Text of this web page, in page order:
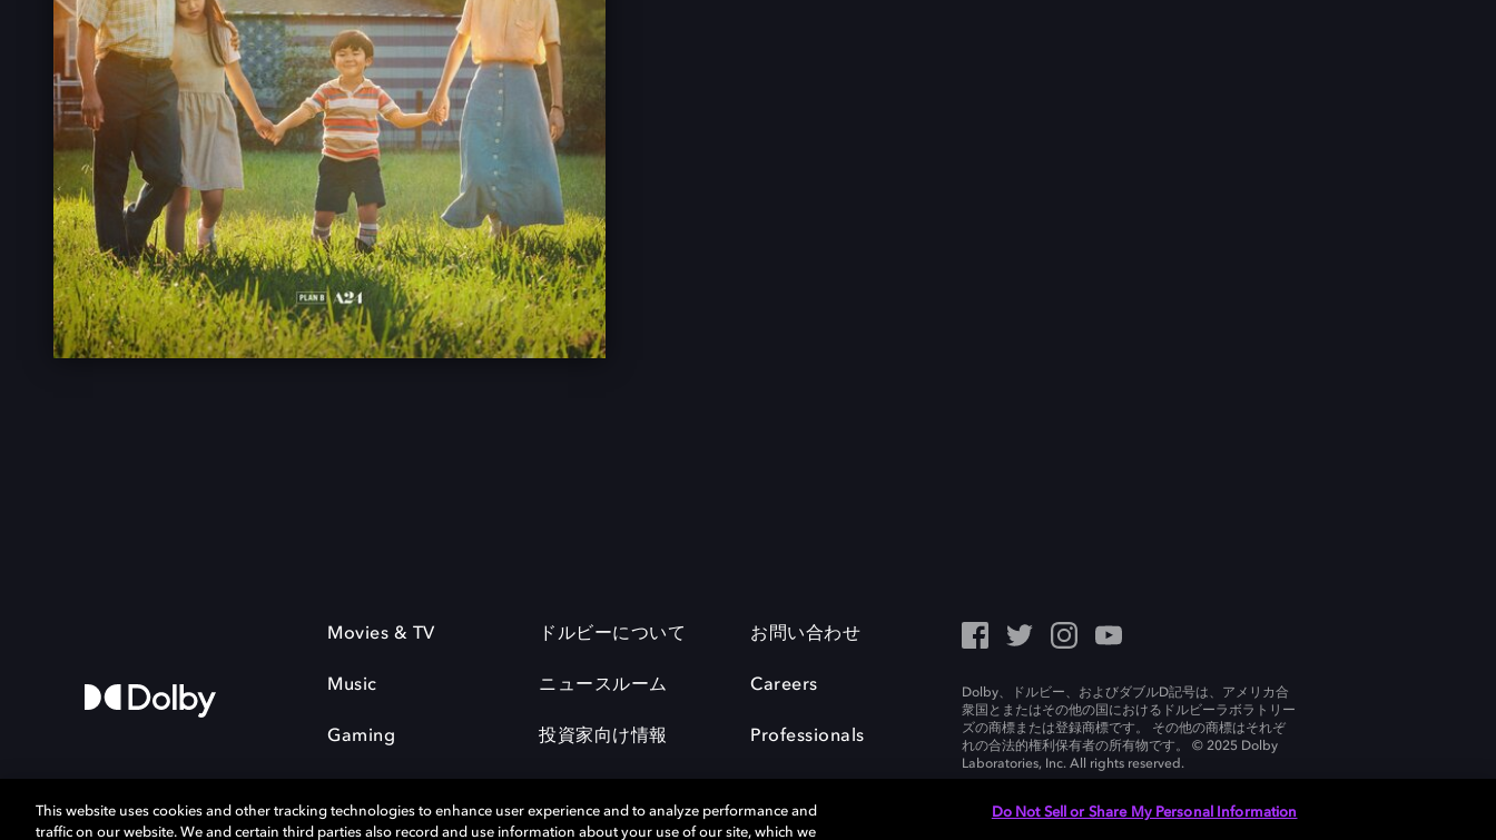
Movies & TV
Music
Gaming
ドルビーについて
ニュースルーム
投資家向け情報
お問い合わせ
Careers
Professionals
Dolby、ドルビー、およびダブルD記号は、アメリカ合
衆国とまたはその他の国におけるドルビーラボラトリー
ズの商標または登録商標です。 その他の商標はそれぞ
れの合法的権利保有者の所有物です。 © 2025 Dolby
Laboratories, Inc. All rights reserved.
This website uses cookies and other tracking technologies to enhance user experience and to analyze performance and
traffic on our website. We and certain third parties also record and use information about your use of our site, which we
Do Not Sell or Share My Personal Information